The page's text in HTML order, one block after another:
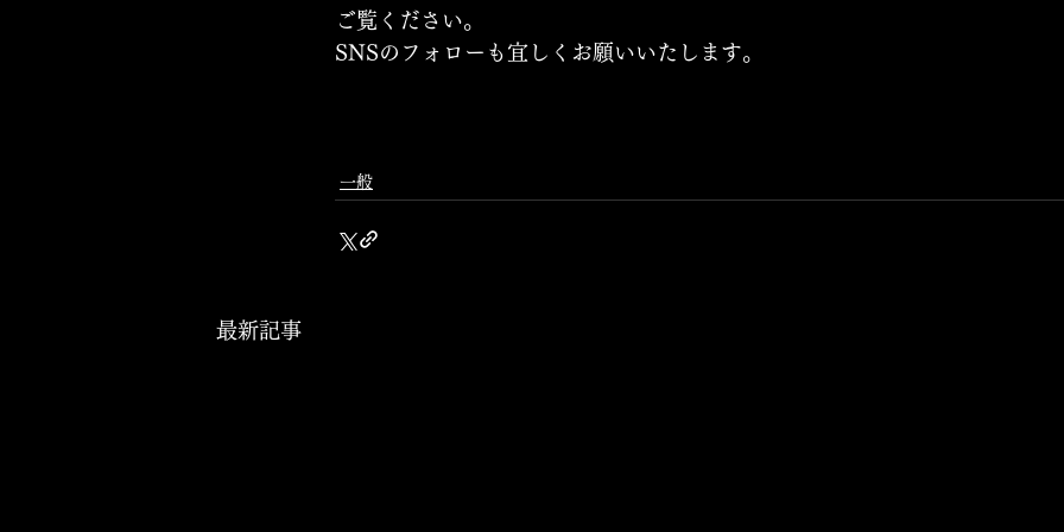
ご覧ください。
SNSのフォローも宜しくお願いいたします。
一般
最新記事